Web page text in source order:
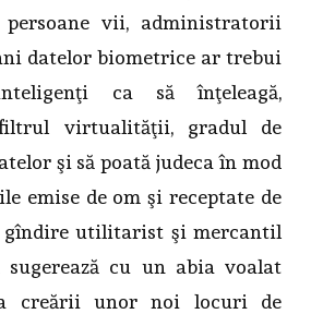
persoane vii, administratorii
datelor biometrice ar trebui
ca să înţeleagă,
virtualităţii, gradul de
şi să poată judeca în mod
emise de om şi receptate de
gîndire utilitarist şi mercantil
cu un abia voalat
creării unor noi locuri de